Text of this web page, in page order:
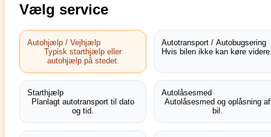
Vælg service
Autohjælp / Vejhjælp
Typisk starthjælp eller
autohjælp på stedet.
Autotransport / Autobugsering
Hvis bilen ikke kan køre
Starthjælp
Planlagt autotransport til dato
og tid.
Autolåsesmed
Autolåsesmed og oplåsning af
bil.